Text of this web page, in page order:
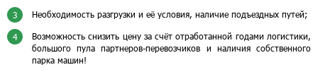
3 Необходимость разгрузки и её условия, наличие подъездных путей;
4
Возможность снизить цену за счёт отработанной годами логистики,
большого пула партнеров-перевозчиков и наличия собственного
парка машин!